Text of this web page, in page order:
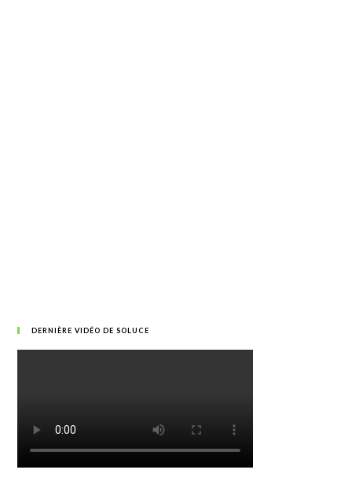
DERNIÈRE VIDÉO DE SOLUCE